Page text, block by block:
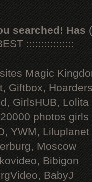
searched! Has
::::::::::::::::
Magic
Giftbox,
GirlsHUB, Lolita
photos
YWM, Liluplanet
Moscow
Bibigon
BabyJ